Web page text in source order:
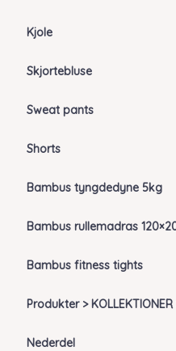
Kjole
Skjortebluse
Sweat pants
Shorts
Bambus tyngdedyne 5kg
Bambus rullemadras
Bambus fitness tights
Produkter > KOLLEKTIONER
Nederdel